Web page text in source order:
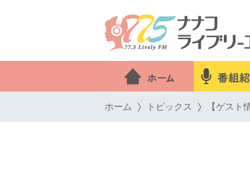
ホーム トピックス 【ゲスト